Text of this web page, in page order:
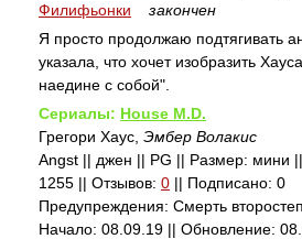
Филифьонки
закончен
Я просто продолжаю подтягивать
указала, что хочет изобразить
наедине с собой".
Сериалы: House M.D.
Грегори Хаус, Эмбер Волакис
Angst || джен || PG || Размер: мини
1255 || Отзывов: 0 || Подписано: 0
Предупреждения: Смерть
Начало: 08.09.19 || Обновление: